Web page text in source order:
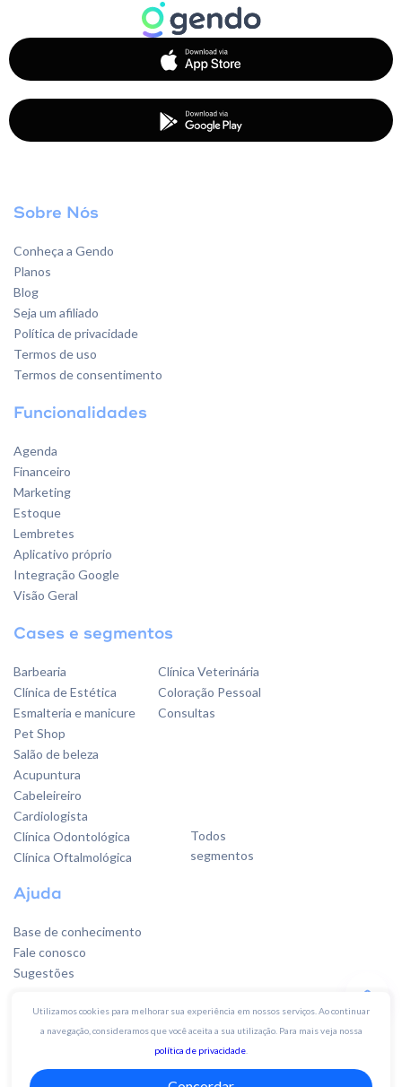
Sobre Nós
Conheça a Gendo
Planos
Blog
Seja um afiliado
Política de privacidade
Termos de uso
Termos de consentimento
Funcionalidades
Agenda
Financeiro
Marketing
Estoque
Lembretes
Aplicativo próprio
Integração Google
Visão Geral
Cases e segmentos
Todos
segmentos
Barbearia
Clínica de Estética
Esmalteria e manicure
Pet Shop
Salão de beleza
Acupuntura
Cabeleireiro
Cardiologista
Clínica Odontológica
Clínica Oftalmológica
Clínica Veterinária
Coloração Pessoal
Consultas
Ajuda
Base de conhecimento
Fale conosco
Sugestões
Quer falar
com a gente?
Utilizamos cookies para melhorar sua experiência em nossos serviços. Ao continuar
a navegação, consideramos que você aceita a sua utilização. Para mais veja nossa
política de privacidade